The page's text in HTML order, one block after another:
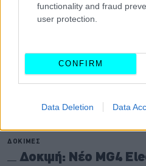
functionality and fraud
user protection.
CONFIRM
Data Deletion Data